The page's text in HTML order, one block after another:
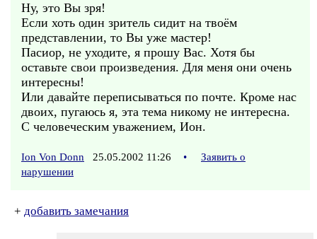
Ну, это Вы зря!
Если хоть один зритель сидит на твоём
представлении, то Вы уже мастер!
Пасиор, не уходите, я прошу Вас. Хотя бы
оставьте свои произведения. Для меня они очень
интересны!
Или давайте переписываться по почте. Кроме нас
двоих, пугаюсь я, эта тема никому не интересна.
С человеческим уважением, Ион.
Ion Von Donn 25.05.2002 11:26 •
Заявить о
нарушении
+ добавить замечания